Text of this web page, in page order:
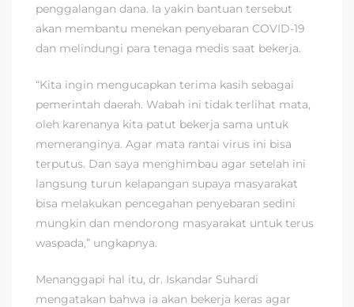
penggalangan dana. Ia yakin bantuan tersebut
akan membantu menekan penyebaran COVID-19
dan melindungi para tenaga medis saat bekerja.
“Kita ingin mengucapkan terima kasih sebagai
pemerintah daerah. Wabah ini tidak terlihat mata,
oleh karenanya kita patut bekerja sama untuk
memeranginya. Agar mata rantai virus ini bisa
terputus. Dan saya menghimbau agar setelah ini
langsung turun kelapangan supaya masyarakat
bisa melakukan pencegahan penyebaran sedini
mungkin dan mendorong masyarakat untuk terus
waspada,” ungkapnya.
Menanggapi hal itu, dr. Iskandar Suhardi
mengatakan bahwa ia akan bekerja keras agar